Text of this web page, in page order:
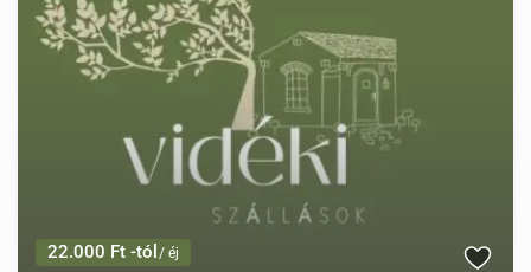
22.000 Ft -tól / éj